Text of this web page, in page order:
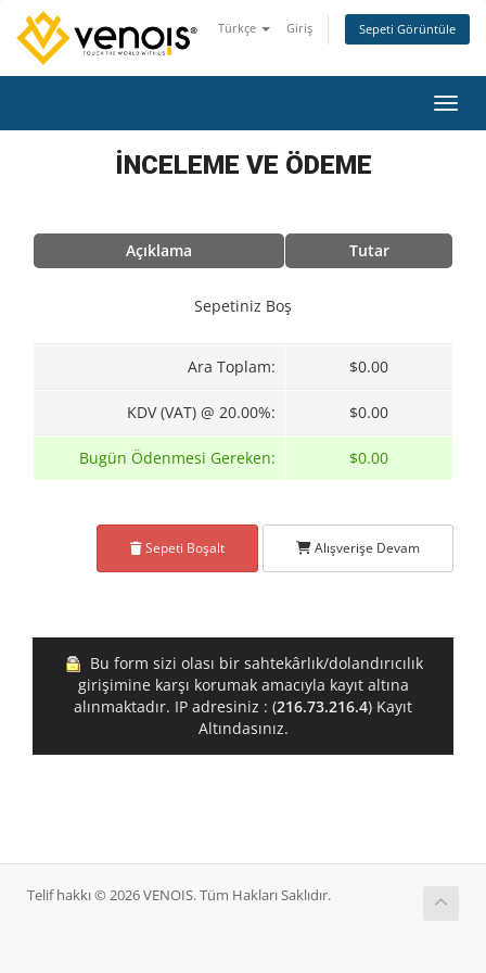
Türkçe Giriş Sepeti Görüntüle
İNCELEME VE ÖDEME
Açıklama Tutar
Sepetiniz Boş
Ara Toplam: $0.00
KDV (VAT) @ 20.00%: $0.00
Bugün Ödenmesi Gereken: $0.00
Sepeti Boşalt Alışverişe Devam
Bu form sizi olası bir sahtekârlık/dolandırıcılık
girişimine karşı korumak amacıyla kayıt altına
alınmaktadır. IP adresiniz : (216.73.216.4) Kayıt
Altındasınız.
Telif hakkı © 2026 VENOIS. Tüm Hakları Saklıdır.